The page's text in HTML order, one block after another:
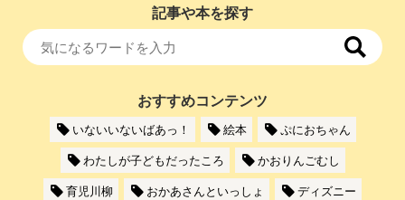
記事や本を探す
おすすめコンテンツ
いないいないばあっ！ 絵本
ぷにおちゃん
わたしが子どもだったころ
かおりんごむし
育児川柳
おかあさんといっしょ
ディズニー